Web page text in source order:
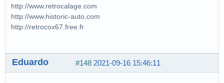
http://www.retrocalage.com
http://www.historic-auto.com
http://retrocox67.free.fr
#148 2021-09-16 15:46:11
Eduardo